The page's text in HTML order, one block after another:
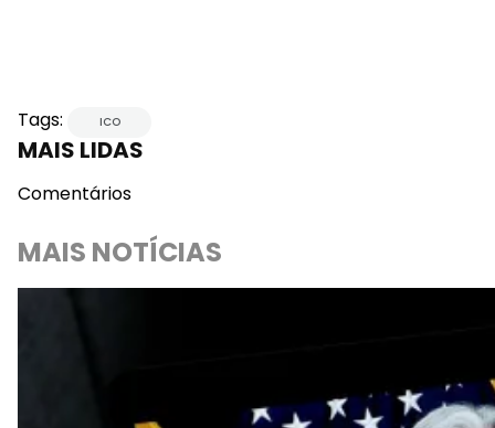
Tags: ICO
MAIS LIDAS
Comentários
MAIS NOTÍCIAS